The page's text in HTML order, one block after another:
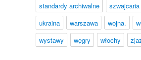
standardy archiwalne
szwajcaria
ukraina
warszawa wojna.
wystawy
węgry włochy